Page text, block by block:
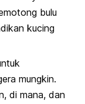
bulu
kucing
mungkin.
di mana, dan